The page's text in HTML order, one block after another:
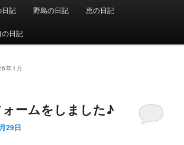
へ移動
移動
記 野島の日記 恵の日記
日記
年1月
ームをしました♪
29日